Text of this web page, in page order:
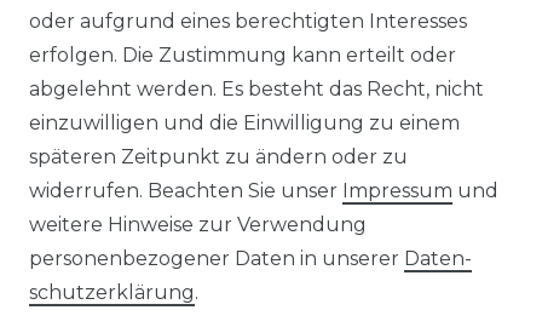
AGB Widerrufs­recht
Kontakt
oder aufgrund eines berechtigten Interesses
erfolgen. Die Zustimmung kann erteilt oder
abgelehnt werden. Es besteht das Recht, nicht
einzuwilligen und die Einwilligung zu einem
späteren Zeitpunkt zu ändern oder zu
widerrufen. Beachten Sie unser Impressum und
weitere Hinweise zur Verwendung
personenbezogener Daten in unserer Daten­
schutz­erklärung.